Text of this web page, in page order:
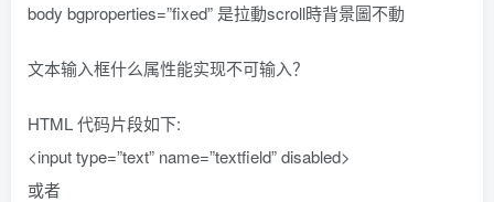
body bgproperties=”fixed” 是拉動scroll時背景圖不動
文本输入框什么属性能实现不可输入？
HTML 代码片段如下:
<input type=”text” name=”textfield” disabled>
或者